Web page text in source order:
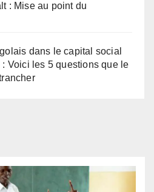
: Mise au point du
dans le capital social
Voici les 5 questions que le